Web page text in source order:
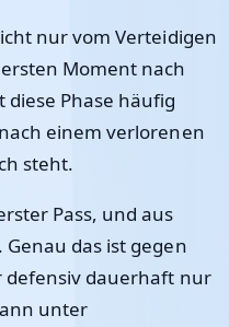
nur vom Verteidigen
Moment nach
Phase häufig
einem verlorenen
steht.
Pass, und aus
das ist gegen
defensiv dauerhaft nur
unter